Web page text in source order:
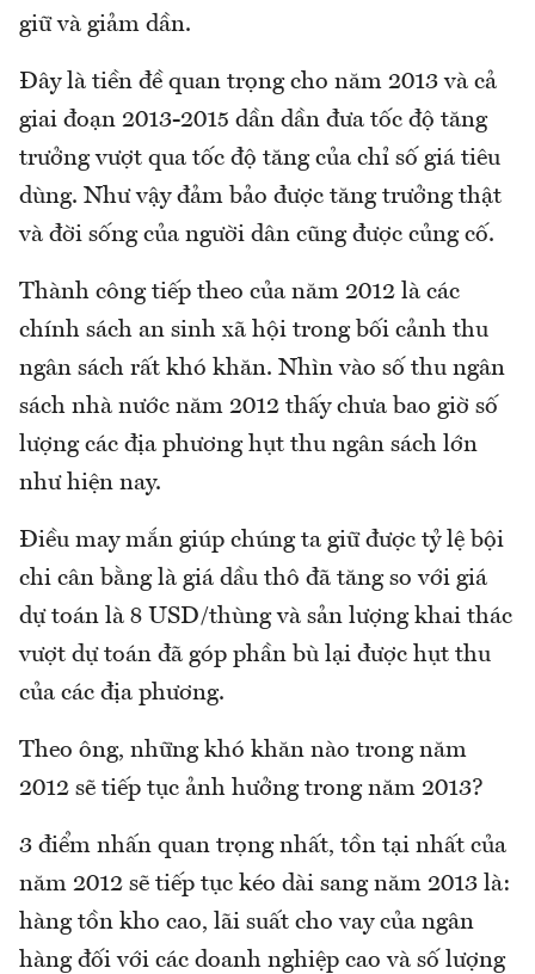
giữ và giảm dần.
Đây là tiền đề quan trọng cho năm 2013 và cả
giai đoạn 2013-2015 dần dần đưa tốc độ tăng
trưởng vượt qua tốc độ tăng của chỉ số giá tiêu
dùng. Như vậy đảm bảo được tăng trưởng thật
và đời sống của người dân cũng được củng cố.
Thành công tiếp theo của năm 2012 là các
chính sách an sinh xã hội trong bối cảnh thu
ngân sách rất khó khăn. Nhìn vào số thu ngân
sách nhà nước năm 2012 thấy chưa bao giờ số
lượng các địa phương hụt thu ngân sách lớn
như hiện nay.
Điều may mắn giúp chúng ta giữ được tỷ lệ bội
chi cân bằng là giá dầu thô đã tăng so với giá
dự toán là 8 USD/thùng và sản lượng khai thác
vượt dự toán đã góp phần bù lại được hụt thu
của các địa phương.
Theo ông, những khó khăn nào trong năm
2012 sẽ tiếp tục ảnh hưởng trong năm 2013?
3 điểm nhấn quan trọng nhất, tồn tại nhất của
năm 2012 sẽ tiếp tục kéo dài sang năm 2013 là:
hàng tồn kho cao, lãi suất cho vay của ngân
hàng đối với các doanh nghiệp cao và số lượng